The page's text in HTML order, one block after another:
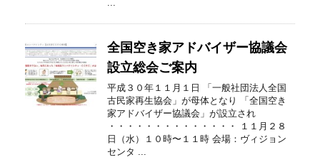
...
全国空き家アドバイザー協議会
設立総会ご案内
平成３０年１１月１日 「一般社団法人全国
古民家再生協会」が母体となり 「全国空き
家アドバイザー協議会」が設立され
・・・・・・・・・・・・・・ １１月２８
日（水）１０時〜１１時 会場：ヴィジョン
センタ ...